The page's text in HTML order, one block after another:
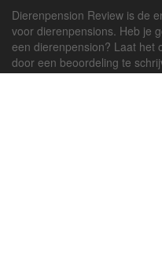
Dierenpension Review is de
voor dierenpensions. Heb je
een dierenpension? Laat het
door een beoordeling te